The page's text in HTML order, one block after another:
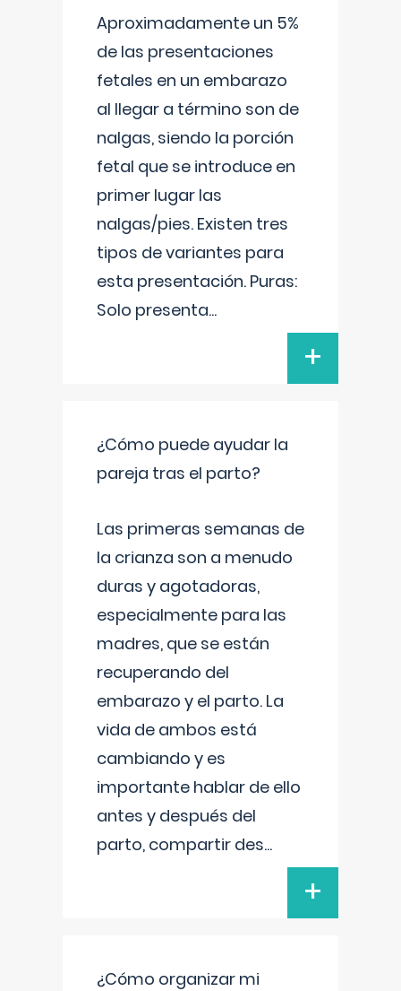
Aproximadamente un 5%
de las presentaciones
fetales en un embarazo
al llegar a término son de
nalgas, siendo la porción
fetal que se introduce en
primer lugar las
nalgas/pies. Existen tres
tipos de variantes para
esta presentación. Puras:
Solo presenta...
+
¿Cómo puede ayudar la
pareja tras el parto?
Las primeras semanas de
la crianza son a menudo
duras y agotadoras,
especialmente para las
madres, que se están
recuperando del
embarazo y el parto. La
vida de ambos está
cambiando y es
importante hablar de ello
antes y después del
parto, compartir des...
+
¿Cómo organizar mi